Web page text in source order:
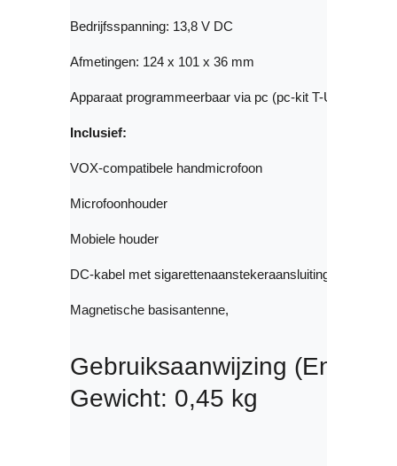
Bedrijfsspanning: 13,8 V DC
Afmetingen: 124 x 101 x 36 mm
Inclusief:
VOX-compatibele handmicrofoon
Microfoonhouder
Mobiele houder
DC-kabel met sigarettenaanstekeraansluiting
Magnetische basisantenne,
Gebruiksaanwijzing (Engels
Gewicht: 0,45 kg